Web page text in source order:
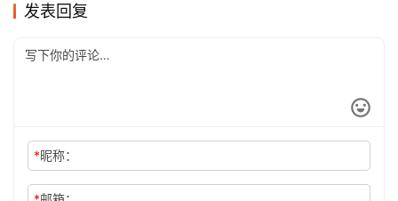
发表回复
*昵称：